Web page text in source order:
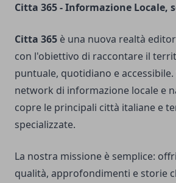
Citta 365 - Informazione Locale,
Citta 365 è una nuova realtà
con l'obiettivo di raccontare il
puntuale, quotidiano e
network di informazione locale e
copre le principali città italiane e
specializzate.
La nostra missione è semplice:
qualità, approfondimenti e storie